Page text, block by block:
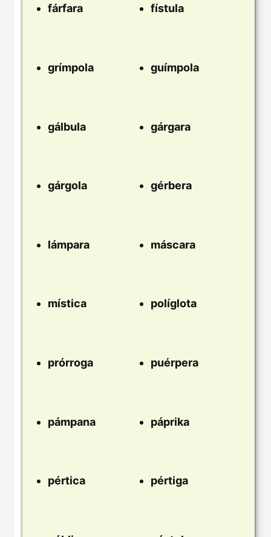
fárfara fístula
grímpola guímpola
gálbula gárgara
gárgola gérbera
lámpara máscara
mística políglota
prórroga puérpera
pámpana páprika
pértica pértiga